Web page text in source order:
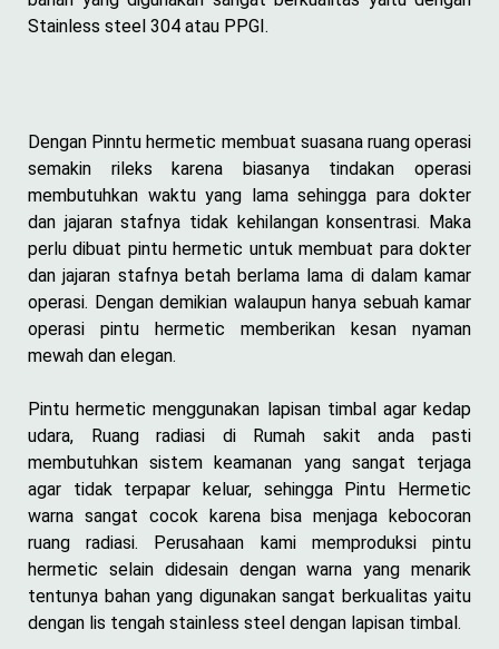
Stainless steel 304 atau PPGI.
Dengan Pinntu hermetic membuat suasana ruang operasi
semakin rileks karena biasanya tindakan operasi
membutuhkan waktu yang lama sehingga para dokter
dan jajaran stafnya tidak kehilangan konsentrasi. Maka
perlu dibuat pintu hermetic untuk membuat para dokter
dan jajaran stafnya betah berlama lama di dalam kamar
operasi. Dengan demikian walaupun hanya sebuah kamar
operasi pintu hermetic memberikan kesan nyaman
mewah dan elegan.
Pintu hermetic menggunakan lapisan timbal agar kedap
udara, Ruang radiasi di Rumah sakit anda pasti
membutuhkan sistem keamanan yang sangat terjaga
agar tidak terpapar keluar, sehingga Pintu Hermetic
warna sangat cocok karena bisa menjaga kebocoran
ruang radiasi. Perusahaan kami memproduksi pintu
hermetic selain didesain dengan warna yang menarik
tentunya bahan yang digunakan sangat berkualitas yaitu
dengan lis tengah stainless steel dengan lapisan timbal.